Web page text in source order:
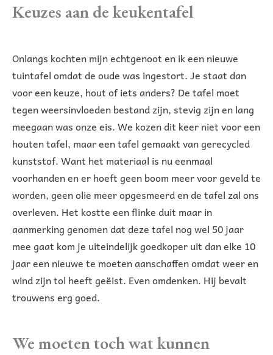
Keuzes aan de keukentafel
Onlangs kochten mijn echtgenoot en ik een nieuwe
tuintafel omdat de oude was ingestort. Je staat dan
voor een keuze, hout of iets anders? De tafel moet
tegen weersinvloeden bestand zijn, stevig zijn en lang
meegaan was onze eis. We kozen dit keer niet voor een
houten tafel, maar een tafel gemaakt van gerecycled
kunststof. Want het materiaal is nu eenmaal
voorhanden en er hoeft geen boom meer voor geveld te
worden, geen olie meer opgesmeerd en de tafel zal ons
overleven. Het kostte een flinke duit maar in
aanmerking genomen dat deze tafel nog wel 50 jaar
mee gaat kom je uiteindelijk goedkoper uit dan elke 10
jaar een nieuwe te moeten aanschaffen omdat weer en
wind zijn tol heeft geëist. Even omdenken. Hij bevalt
trouwens erg goed.
We moeten toch wat kunnen